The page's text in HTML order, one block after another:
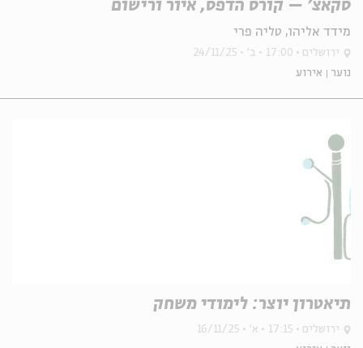
סקאצ' – קורס הדפס, איור ורישום
מידד אליהו, טליה פרי
נוער אירוע
ירושלים 17:00 ב' 24/11/25
תיאטרון יוצר: לימודי משחק
ירושלים 17:15 א' 16/11/25